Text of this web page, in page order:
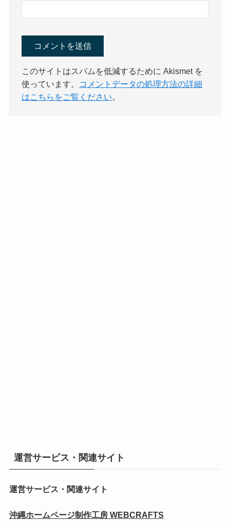
このサイトはスパムを低減するために Akismet を
使っています。
コメントデータの処理方法の詳細
はこちらをご覧ください。
運営サービス・関連サイト
運営サービス・関連サイト
沖縄ホームページ制作工房 WEBCRAFTS